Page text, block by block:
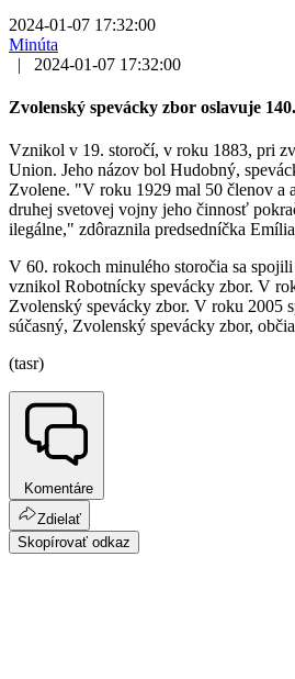
2024-01-07 17:32:00
Minúta
|
2024-01-07 17:32:00
Zvolenský spevácky zbor oslavuje
Vznikol v 19. storočí, v roku 1883, pri
Union. Jeho názov bol Hudobný,
Zvolene. "V roku 1929 mal 50 členov a
druhej svetovej vojny jeho činnosť
ilegálne," zdôraznila predsedníčka
V 60. rokoch minulého storočia sa
vznikol Robotnícky spevácky zbor. V
Zvolenský spevácky zbor. V roku 2005
súčasný, Zvolenský spevácky zbor,
(tasr)
Komentáre
Zdielať
Skopírovať odkaz